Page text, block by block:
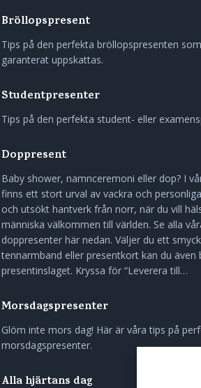
Bröllopspresent
Tips på den perfekta bröllopspresenten
garanterat uppskattas.
Studentpresenter
Tips på den perfekta student- eller
Doppresent
Baby shower, namnceremoni eller dop? I
finns ett stort urval av vackra och
och utsökt hantverk från norr, när du vill
människa välkommen till världen. Se alla
doppresenter här nedan. Väljer du ett
tennarmband eller presentkort kan du även
presentinslaget. Kryssa för “Leverera till…
Morsdagspresenter
Glöm inte mors dag! Här är våra tips på
morsdagspresenter.
Alla hjärtans dag